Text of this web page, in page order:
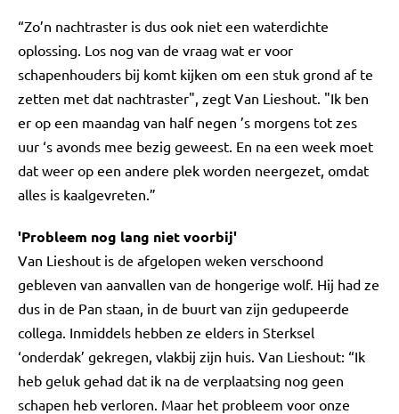
“Zo’n nachtraster is dus ook niet een waterdichte
oplossing. Los nog van de vraag wat er voor
schapenhouders bij komt kijken om een stuk grond af te
zetten met dat nachtraster", zegt Van Lieshout. "Ik ben
er op een maandag van half negen ’s morgens tot zes
uur ‘s avonds mee bezig geweest. En na een week moet
dat weer op een andere plek worden neergezet, omdat
alles is kaalgevreten.”
'Probleem nog lang niet voorbij'
Van Lieshout is de afgelopen weken verschoond
gebleven van aanvallen van de hongerige wolf. Hij had ze
dus in de Pan staan, in de buurt van zijn gedupeerde
collega. Inmiddels hebben ze elders in Sterksel
‘onderdak’ gekregen, vlakbij zijn huis. Van Lieshout: “Ik
heb geluk gehad dat ik na de verplaatsing nog geen
schapen heb verloren. Maar het probleem voor onze